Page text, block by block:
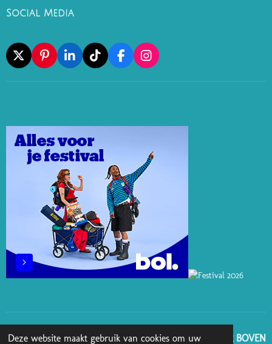
Deze website maakt gebruik van cookies om uw
Social Media
X
P
I
N
E
S
T
L
I
N
I
N
T
I
K
F
A
C
O
I
N
S
R
M
GA NAAR BOVEN